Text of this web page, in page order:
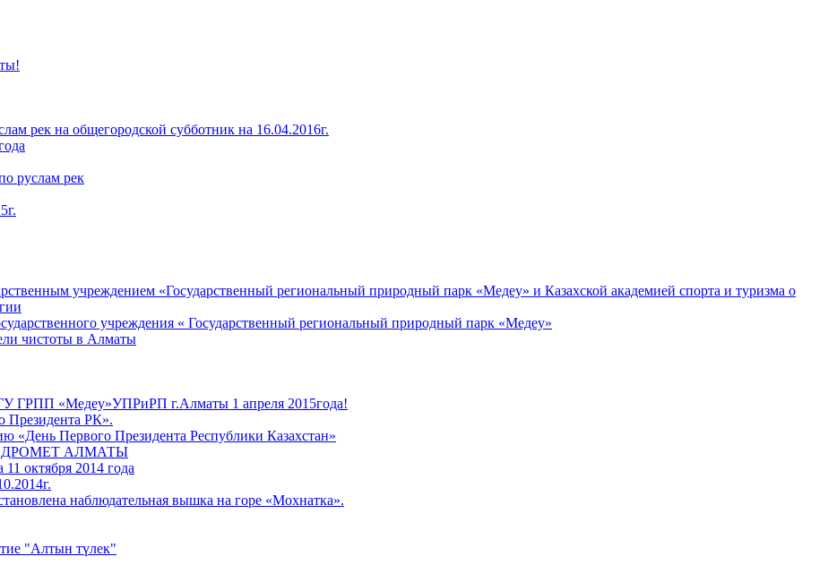
рек на общегородской субботник на 16.04.2016г.
руслам рек
учреждением «Государственный региональный природный парк «Медеу» и Казахской академией спорта и туризма о
учреждения « Государственный региональный природный парк «Медеу»
чистоты в Алматы
ГРПП «Медеу»УПРиРП г.Алматы 1 апреля 2015года!
Президента РК».
«День Первого Президента Республики Казахстан»
АЛМАТЫ
октября 2014 года
наблюдательная вышка на горе «Мохнатка».
"Алтын түлек"